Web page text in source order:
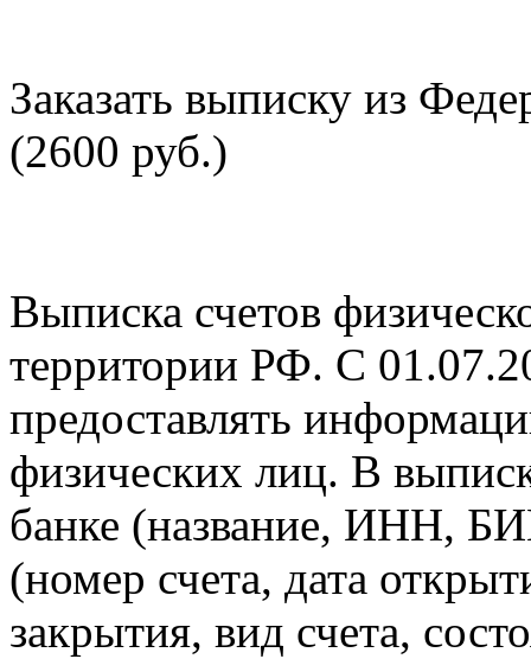
Заказать выписку из
(2600 руб.)
Выписка счетов
территории РФ. С
предоставлять
физических лиц. В
банке (название, ИНН,
(номер счета, дата
закрытия, вид счета,